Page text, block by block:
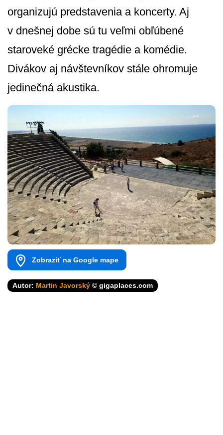
organizujú predstavenia a koncerty. Aj
v dnešnej dobe sú tu veľmi obľúbené
staroveké grécke tragédie a komédie.
Divákov aj návštevníkov stále ohromuje
jedinečná akustika.
Zobraziť na Google mape
Autor: Martin Javorský © gigaplaces.com